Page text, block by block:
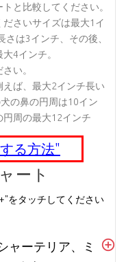
と比較してください。
さいサイズは最大1イ
は3インチ、その後、
4インチ。
い。
ば、最大2インチ長い
の鼻の円周は10イン
周の最大12インチ
る方法"
ート
をタッチしてください
ャーテリア、ミ